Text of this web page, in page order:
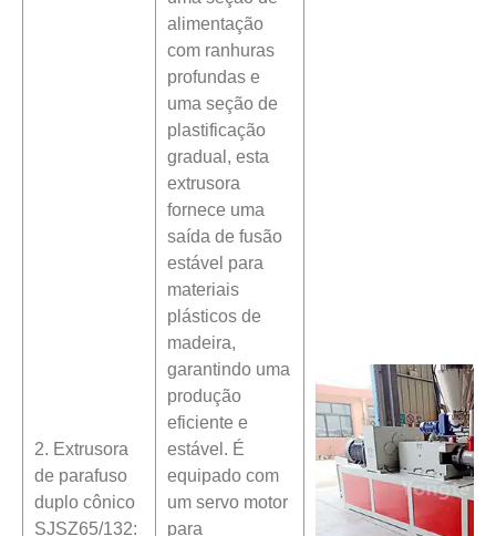
2. Extrusora
de parafuso
duplo cônico
SJSZ65/132:
alimentação
com ranhuras
profundas e
uma seção de
plastificação
gradual, esta
extrusora
fornece uma
saída de fusão
estável para
materiais
plásticos de
madeira,
garantindo uma
produção
eficiente e
estável. É
equipado com
um servo motor
para